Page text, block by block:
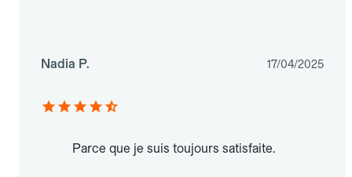
Nadia P. 17/04/2025
Parce que je suis toujours satisfaite.